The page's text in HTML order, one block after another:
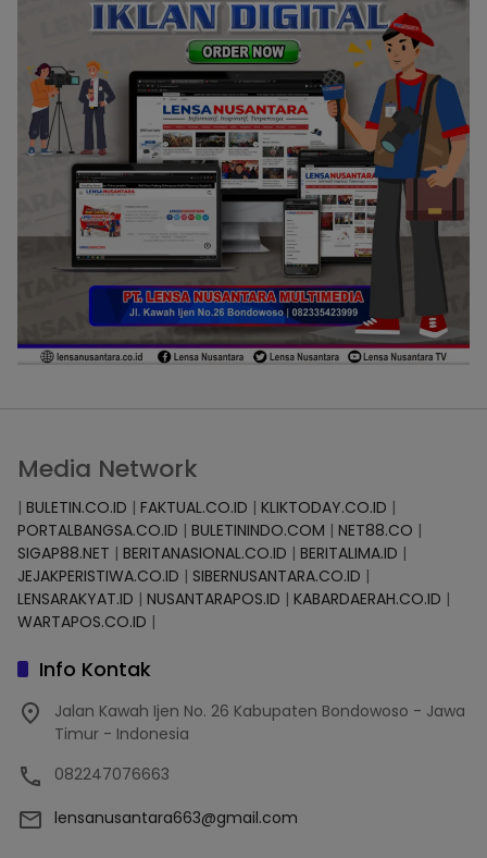
Media Network
| BULETIN.CO.ID | FAKTUAL.CO.ID | KLIKTODAY.CO.ID |
PORTALBANGSA.CO.ID | BULETININDO.COM | NET88.CO |
SIGAP88.NET | BERITANASIONAL.CO.ID | BERITALIMA.ID |
JEJAKPERISTIWA.CO.ID | SIBERNUSANTARA.CO.ID |
LENSARAKYAT.ID | NUSANTARAPOS.ID | KABARDAERAH.CO.ID |
WARTAPOS.CO.ID |
Info Kontak
Jalan Kawah Ijen No. 26 Kabupaten Bondowoso - Jawa
Timur - Indonesia
082247076663
lensanusantara663@gmail.com